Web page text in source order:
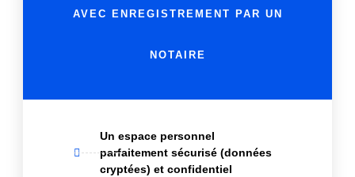
AVEC ENREGISTREMENT PAR UN
NOTAIRE
Un espace personnel
parfaitement sécurisé (données
cryptées) et confidentiel